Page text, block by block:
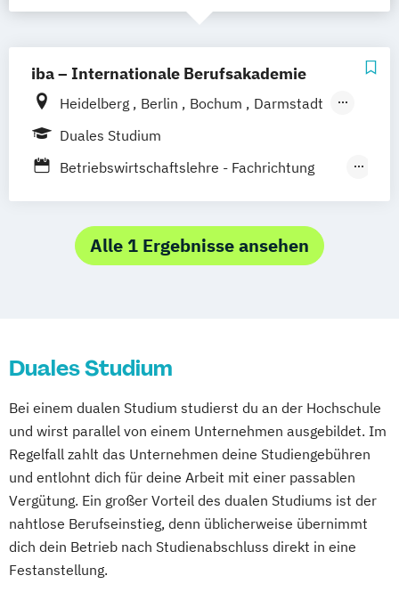
iba – Internationale Berufsakademie
Heidelberg Berlin Bochum
Darmstadt
Erfurt
Hamburg
Online-Campus
Duales Studium
Betriebswirtschaftslehre - Fachrichtung
Marketingkommunikation / Public Relations
Alle 1 Ergebnisse ansehen
Duales Studium
Bei einem dualen Studium studierst du an der Hochschule
und wirst parallel von einem Unternehmen ausgebildet. Im
Regelfall zahlt das Unternehmen deine Studiengebühren
und entlohnt dich für deine Arbeit mit einer passablen
Vergütung. Ein großer Vorteil des dualen Studiums ist der
nahtlose Berufseinstieg, denn üblicherweise übernimmt
dich dein Betrieb nach Studienabschluss direkt in eine
Festanstellung.